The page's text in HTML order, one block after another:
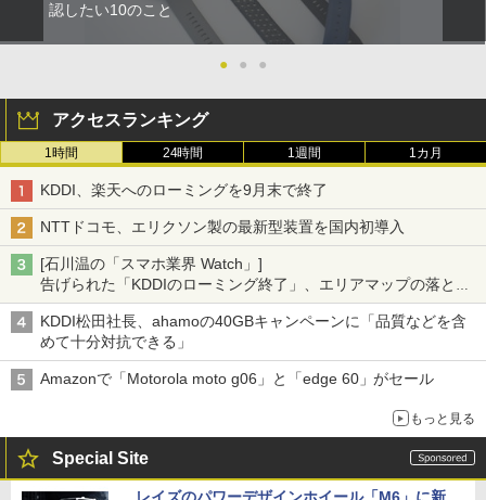
認したい10のこと
● ● ●
アクセスランキング
1時間 24時間 1週間 1カ月
KDDI、楽天へのローミングを9月末で終了
NTTドコモ、エリクソン製の最新型装置を国内初導入
[石川温の「スマホ業界 Watch」]
告げられた「KDDIのローミング終了」、エリアマップの落とし
穴と楽天モバイルの課題
KDDI松田社長、ahamoの40GBキャンペーンに「品質などを含
めて十分対抗できる」
Amazonで「Motorola moto g06」と「edge 60」がセール
もっと見る
Special Site